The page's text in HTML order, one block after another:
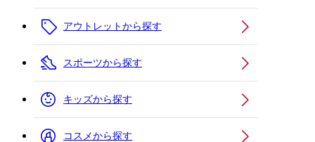
アウトレットから探す
スポーツから探す
キッズから探す
コスメから探す